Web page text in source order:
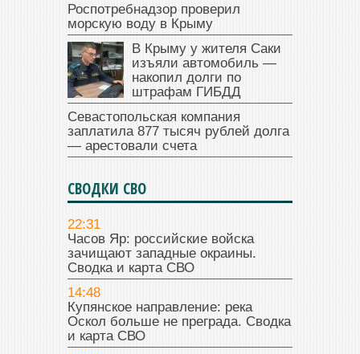
Роспотребнадзор проверил
морскую воду в Крыму
В Крыму у жителя Саки
изъяли автомобиль —
накопил долги по
штрафам ГИБДД
Севастопольская компания
заплатила 877 тысяч рублей долга
— арестовали счета
СВОДКИ СВО
22:31
Часов Яр: российские войска
зачищают западные окраины.
Сводка и карта СВО
14:48
Купянское направление: река
Оскол больше не преграда. Сводка
и карта СВО